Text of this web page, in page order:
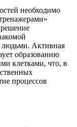
необходимо
Активная
образованию
клетками, что, в
процессов